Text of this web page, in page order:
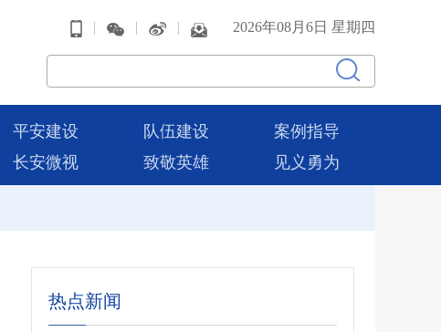
| | | 2026年08月6日 星期四
平安建设 队伍建设
案例指导
长安微视 致敬英雄 见义勇为
热点新闻